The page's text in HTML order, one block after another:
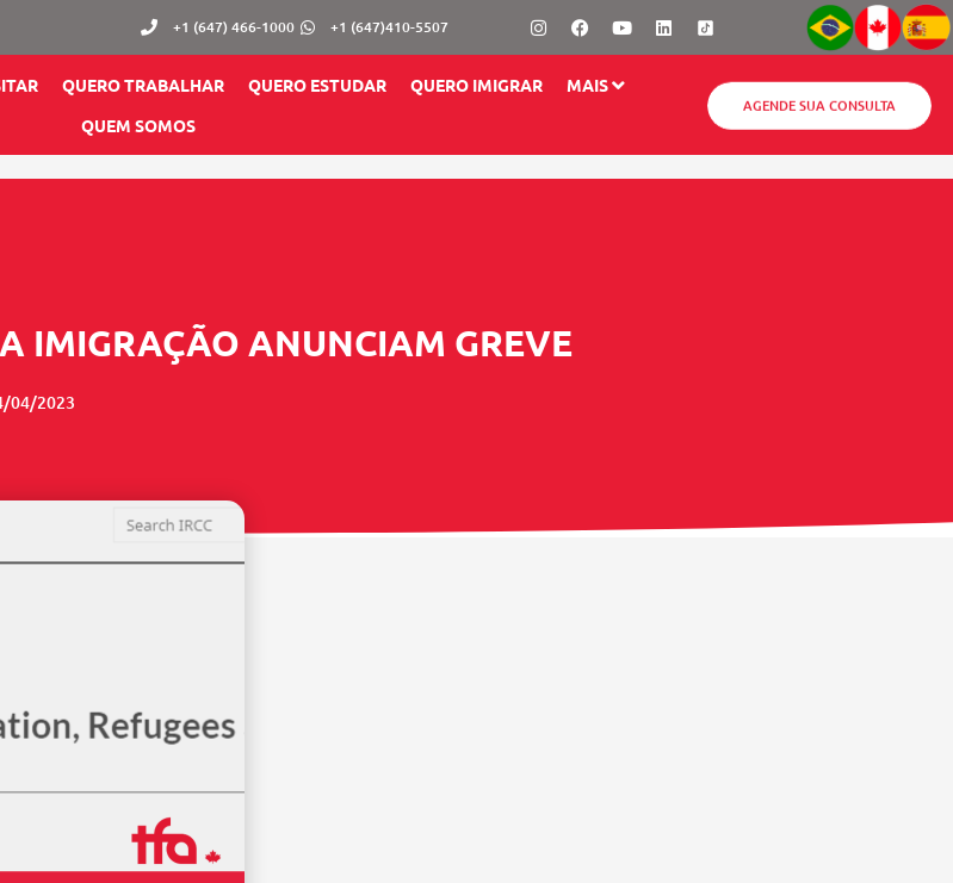
+1 (647) 466-1000 +1 (647)410-5507 InstagramFacebook
YoutubeLinkedin
QUERO TRABALHAR QUERO ESTUDAR QUERO IMIGRAR
MAIS
QUEM SOMOS
AGENDE SUA CONSULTA
IMIGRAÇÃO ANUNCIAM GREVE
04/2023